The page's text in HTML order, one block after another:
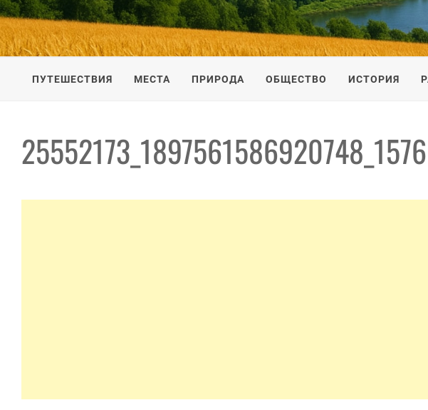
UKRAINE-IS
ПУТЕШЕСТВИЕ ПО УКРАИНЕ
ПУТЕШЕСТВИЯ МЕСТА ПРИРОДА ОБЩЕСТВО ИСТОРИЯ